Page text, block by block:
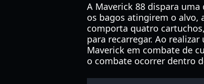
A Maverick 88 dispara
os bagos atingirem o alvo,
comporta quatro
para recarregar. Ao realizar
Maverick em combate de
o combate ocorrer dentro